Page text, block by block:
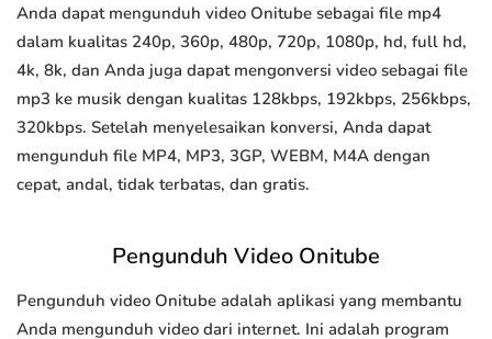
Anda dapat mengunduh video Onitube sebagai file mp4
dalam kualitas 240p, 360p, 480p, 720p, 1080p, hd, full hd,
4k, 8k, dan Anda juga dapat mengonversi video sebagai file
mp3 ke musik dengan kualitas 128kbps, 192kbps, 256kbps,
320kbps. Setelah menyelesaikan konversi, Anda dapat
mengunduh file MP4, MP3, 3GP, WEBM, M4A dengan
cepat, andal, tidak terbatas, dan gratis.
Pengunduh Video Onitube
Pengunduh video Onitube adalah aplikasi yang membantu
Anda mengunduh video dari internet. Ini adalah program